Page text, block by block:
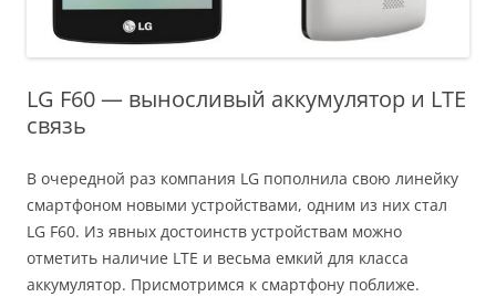
LG F60 — выносливый аккумулятор и LTE
связь
В очередной раз компания LG пополнила свою линейку
смартфоном новыми устройствами, одним из них стал
LG F60. Из явных достоинств устройствам можно
отметить наличие LTE и весьма емкий для класса
аккумулятор. Присмотримся к смартфону поближе.